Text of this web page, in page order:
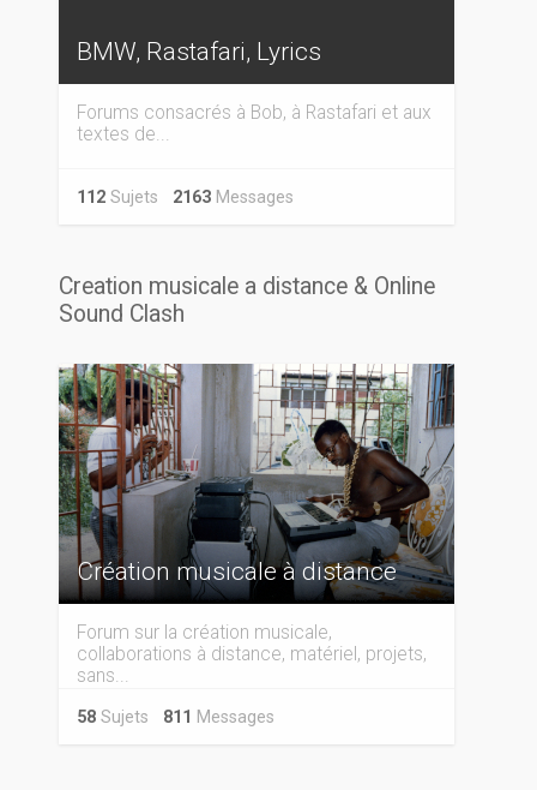
BMW, Rastafari, Lyrics
Forums consacrés à Bob, à Rastafari et aux
textes de...
112Sujets 2163Messages
Creation musicale a distance & Online
Sound Clash
Création musicale à distance
Forum sur la création musicale,
collaborations à distance, matériel, projets,
sans...
58Sujets 811 Messages